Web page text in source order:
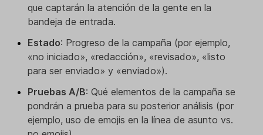
que captarán la atención de la gente en la
bandeja de entrada.
Estado: Progreso de la campaña (por ejemplo,
«no iniciado», «redacción», «revisado», «listo
para ser enviado» y «enviado»).
Pruebas A/B: Qué elementos de la campaña se
pondrán a prueba para su posterior análisis (por
ejemplo, uso de emojis en la línea de asunto vs.